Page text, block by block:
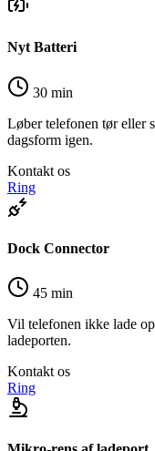
Nyt Batteri
30 min
Løber telefonen tør eller
dagsform igen.
Kontakt os
Ring
Dock Connector
45 min
Vil telefonen ikke lade
ladeporten.
Kontakt os
Ring